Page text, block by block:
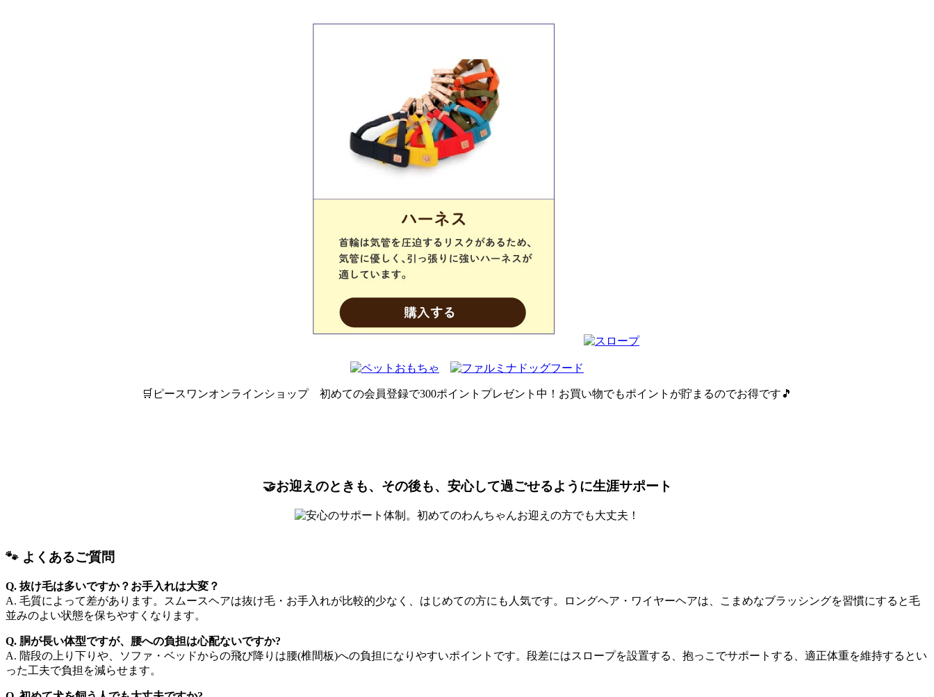
🛒ピースワンオンラインショップ 初めての会員登録で300ポイントプレゼント中！お買い物でもポイントが貯まるのでお得です🎵
🤝お迎えのときも、その後も、安心して過ごせるように生涯サポート
🐾 よくあるご質問
Q. 抜け毛は多いですか？お手入れは大変？
A. 毛質によって差があります。スムースヘアは抜け毛・お手入れが比較的少なく、はじめての方にも人気です。ロングヘア・ワイヤーヘアは、こまめなブラッシングを習慣にすると毛
並みのよい状態を保ちやすくなります。
Q. 胴が長い体型ですが、腰への負担は心配ないですか?
A. 階段の上り下りや、ソファ・ベッドからの飛び降りは腰(椎間板)への負担になりやすいポイントです。段差にはスロープを設置する、抱っこでサポートする、適正体重を維持するとい
った工夫で負担を減らせます。